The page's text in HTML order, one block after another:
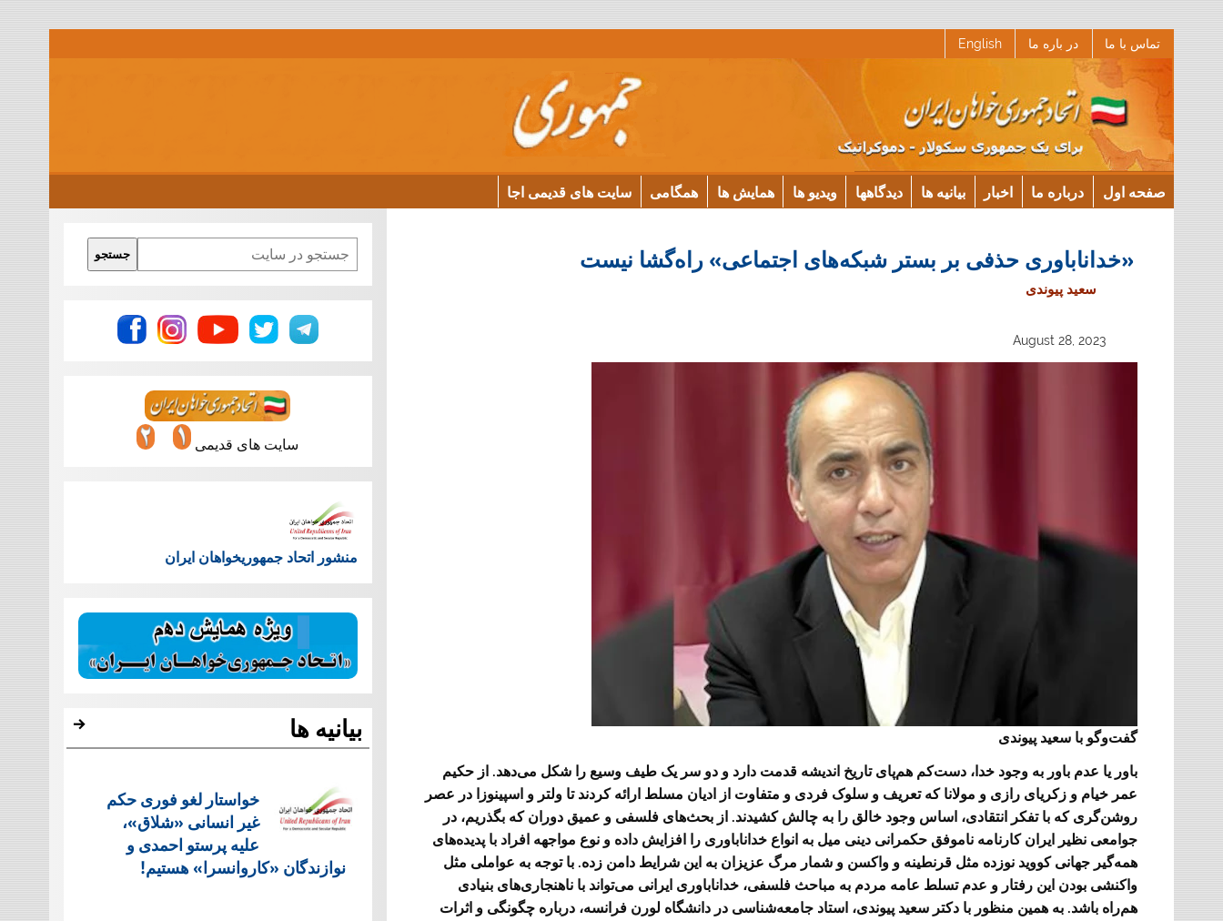
تماس با ما در باره ما English
صفحه اول درباره ما اخبار بیانیه ها دیدگاهها ویدیو ها همایش ها همگامی سایت های قدیمی اجا
«خداناباوری حذفی بر بستر شبکه‌های اجتماعی» راه‌گشا نیست
سعید پیوندی
August 28, 2023
گفت‌وگو با سعید پیوندی
باور یا عدم باور به وجود خدا، دست‌کم هم‌پای تاریخ اندیشه قدمت دارد و دو سر یک طیف وسیع را شکل می‌دهد. از حکیم
عمر خیام و زکریای رازی و مولانا که تعریف و سلوک فردی و متفاوت از ادیان مسلط ارائه کردند تا ولتر و اسپینوزا در عصر
روشن‌گری که با تفکر انتقادی، اساس وجود خالق را به چالش کشیدند. از بحث‌های فلسفی و عمیق دوران که بگذریم، در
جوامعی نظیر ایران کارنامه ناموفق حکمرانی دینی میل به انواع خداناباوری را افزایش داده و نوع مواجهه افراد با پدیده‌های
همه‌گیر جهانی کووید نوزده مثل قرنطینه و واکسن و شمار مرگ عزیزان به این شرایط دامن زده. با توجه به عواملی مثل
واکنشی بودن این رفتار و عدم تسلط عامه مردم به مباحث فلسفی، خداناباوری ایرانی می‌تواند با ناهنجاری‌های بنیادی
هم‌راه باشد. به همین منظور با دکتر سعید پیوندی، استاد جامعه‌شناسی در دانشگاه لورن فرانسه، درباره چگونگی و اثرات
Search
جستجو
سایت های قدیمی
منشور اتحاد جمهوریخواهان ایران
بیانیه ها
خواستار لغو فوری حکم
غیر انسانی «شلاق»،
علیه پرستو احمدی و
نوازندگان «کاروانسرا» هستیم!